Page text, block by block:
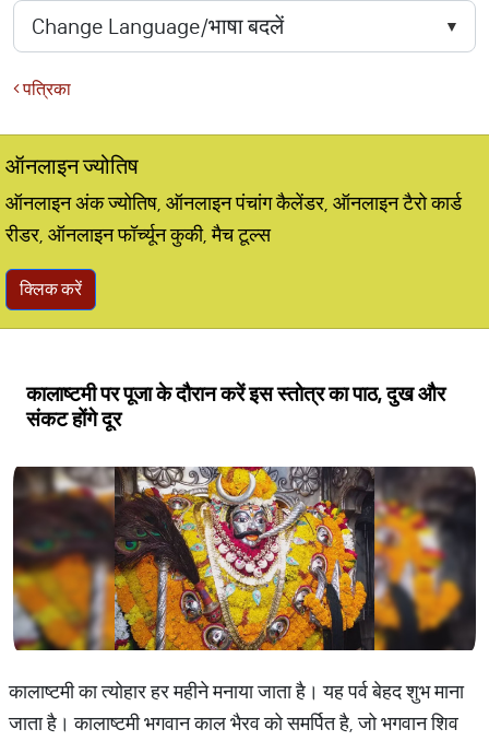
पत्रिका
ऑनलाइन ज्योतिष
ऑनलाइन अंक ज्योतिष, ऑनलाइन पंचांग कैलेंडर, ऑनलाइन टैरो कार्ड
रीडर, ऑनलाइन फॉर्च्यून कुकी, मैच टूल्स
क्लिक करें
कालाष्टमी पर पूजा के दौरान करें इस स्तोत्र का पाठ, दुख और
संकट होंगे दूर
कालाष्टमी का त्योहार हर महीने मनाया जाता है। यह पर्व बेहद शुभ माना
जाता है। कालाष्टमी भगवान काल भैरव को समर्पित है, जो भगवान शिव